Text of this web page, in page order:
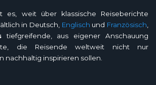
es, weit über klassische Reiseberichte
in Deutsch, Englisch und Französisch
tiefgreifende, aus eigener Anschauung
die Reisende weltweit nicht nur
nachhaltig inspirieren sollen.